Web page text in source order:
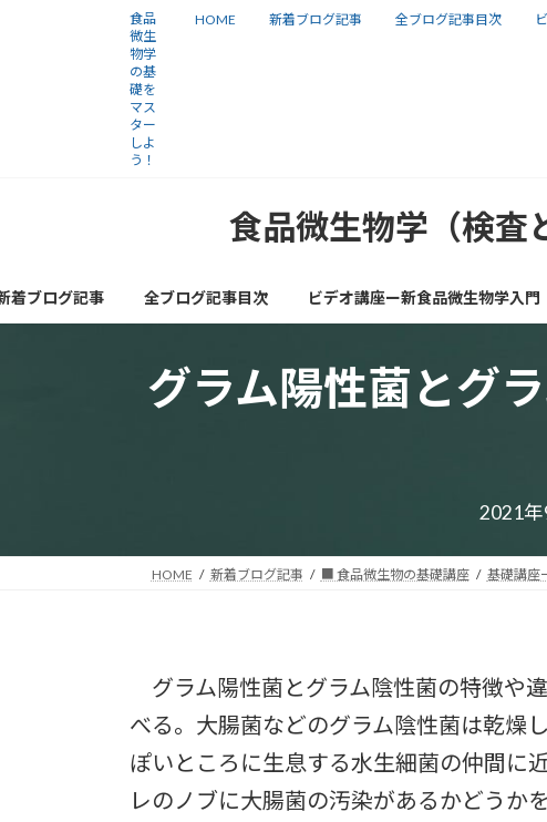
プ
動
食品
微生
物学
の基
礎を
マス
ター
しよ
う！
HOME 新着ブログ記事 全ブログ記事目次
食品微生物学（検
着ブログ記事 全ブログ記事目次 ビデオ講座ー新食品微生物学入門
グラム陽性菌とグ
2021
HOME 新着ブログ記事 ■ 食品微生物の基礎講座 基礎講座
グラム陽性菌とグラム陰性菌の特徴や
べる。大腸菌などのグラム陰性菌は乾燥
ぽいところに生息する水生細菌の仲間に
レのノブに大腸菌の汚染があるかどうか